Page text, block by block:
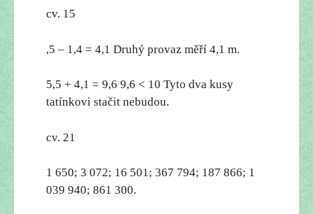
cv. 15
,5 – 1,4 = 4,1 Druhý provaz měří 4,1 m.
5,5 + 4,1 = 9,6 9,6 < 10 Tyto dva kusy
tatínkovi stačit nebudou.
cv. 21
1 650; 3 072; 16 501; 367 794; 187 866; 1
039 940; 861 300.